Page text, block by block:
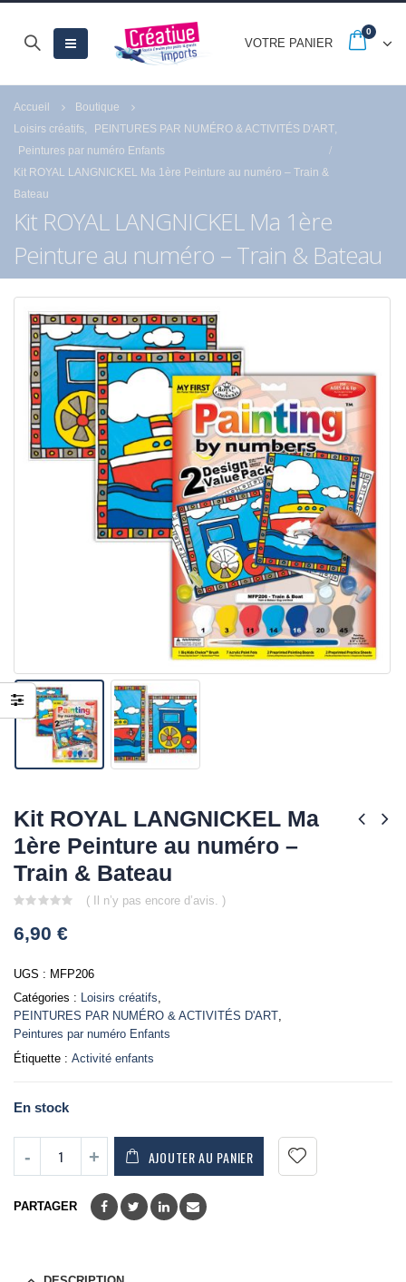
VOTRE PANIER
0
Accueil
Boutique
Loisirs créatifs
PEINTURES PAR NUMÉRO & ACTIVITÉS D'ART
Peintures par numéro Enfants
Kit ROYAL LANGNICKEL Ma 1ère Peinture au numéro – Train &
Bateau
Kit ROYAL LANGNICKEL Ma 1ère
Peinture au numéro – Train & Bateau
Kit ROYAL LANGNICKEL Ma
1ère Peinture au numéro –
Train & Bateau
out
of
( Il n’y pas encore d’avis. )
6,90 €
UGS : MFP206
Catégories : Loisirs créatifs,
PEINTURES PAR NUMÉRO & ACTIVITÉS D'ART,
Peintures par numéro Enfants
Étiquette : Activité enfants
En stock
AJOUTER AU PANIER
PARTAGER